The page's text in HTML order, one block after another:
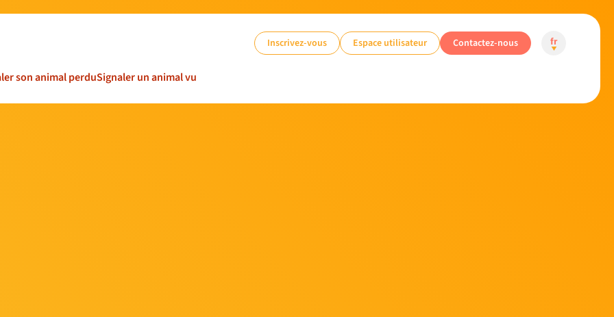
son animal perduSignaler un animal vu
Inscrivez-vous Espace utilisateur Contactez-nous fr